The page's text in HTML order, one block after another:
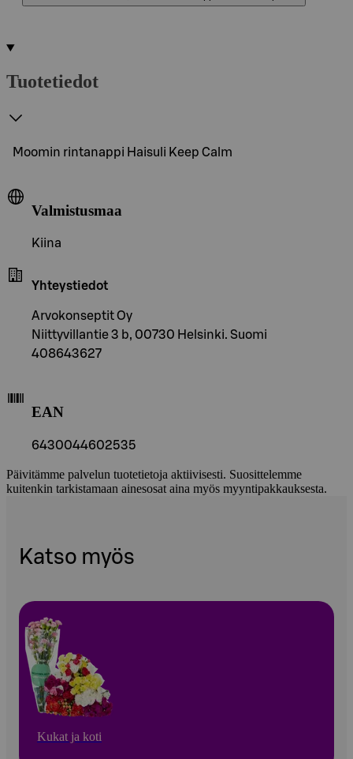
Tuotetiedot
Moomin rintanappi Haisuli Keep Calm
Valmistusmaa
Kiina
Yhteystiedot
Arvokonseptit Oy
Niittyvillantie 3 b, 00730 Helsinki. Suomi
408643627
EAN
6430044602535
Päivitämme palvelun tuotetietoja aktiivisesti. Suosittelemme
kuitenkin tarkistamaan ainesosat aina myös myyntipakkauksesta.
Katso myös
Kukat ja koti